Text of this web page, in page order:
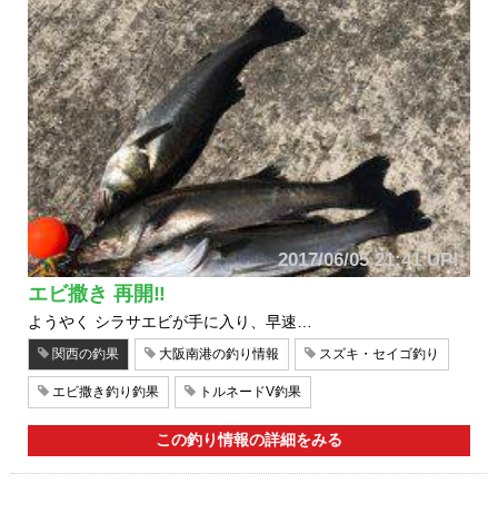
2017/06/05 21:41 UP!
エビ撒き 再開‼︎
ようやく シラサエビが手に入り、早速…
関西の釣果 大阪南港の釣り情報 スズキ・セイゴ釣り
エビ撒き釣り釣果 トルネードV釣果
この釣り情報の詳細をみる